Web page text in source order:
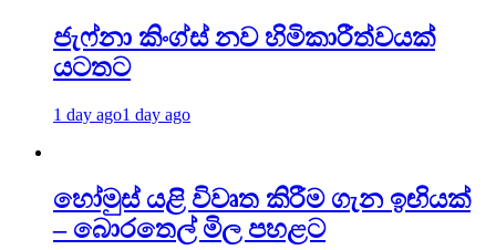
ජැෆ්නා කිංග්ස් නව හිමිකාරීත්වයක්
යටතට
1 day ago1 day ago
හෝමුස් යළි විවෘත කිරීම ගැන ඉඟියක්
– බොරතෙල් මිල පහළට